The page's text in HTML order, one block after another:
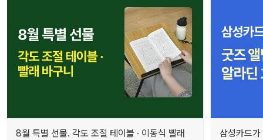
8월 특별 선물. 각도 조절 테이블 · 이동식 빨래
삼성카드